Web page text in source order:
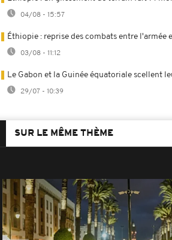
04/08 - 15:57
Éthiopie : reprise des combats entre l'armée
03/08 - 11:12
Le Gabon et la Guinée équatoriale scellent
29/07 - 10:39
SUR LE MÊME THÈME